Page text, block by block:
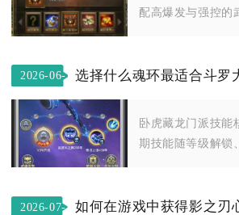
配高爆发与强控的
2026-06-
05
选择什么魂环最适合斗罗
卧虎藏龙门派技能
期技能随等级解锁
2026-07-
如何在游戏中获得影之刃